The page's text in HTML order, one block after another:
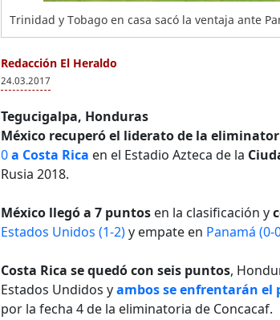
Trinidad y Tobago en casa sacó la ventaja ante
Redacción El Heraldo
24.03.2017
Tegucigalpa, Honduras
México recuperó el liderato de la
0a Costa Rica en el Estadio Azteca de la
Rusia 2018.
México llegó a 7 puntos en la clasificación y
Estados Unidos (1-2)y empate en Panamá (0-
Costa Rica se quedó con seis puntos,
Estados Undidos yambos se enfrentarán el
por la fecha 4 de la eliminatoria de Concacaf.